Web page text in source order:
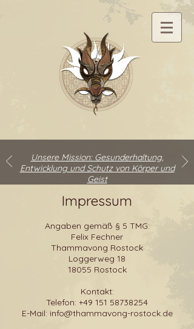
Unsere Mission: Gesunderhaltung,
Entwicklung und Schutz von Körper und
Geist
Impressum
Angaben gemäß § 5 TMG:
Felix Fechner
Thammavong Rostock
Loggerweg 18
18055 Rostock
Kontakt:
Telefon: +49 151 58738254
E-Mail: info@thammavong-rostock.de